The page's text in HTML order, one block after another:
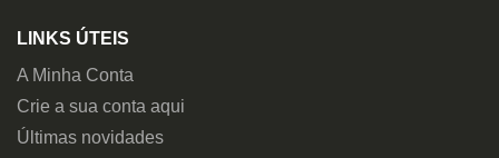
LINKS ÚTEIS
A Minha Conta
Crie a sua conta aqui
Últimas novidades